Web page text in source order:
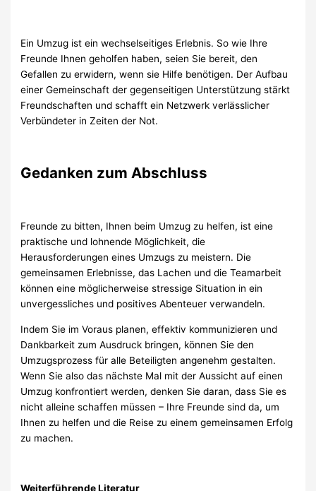
Ein Umzug ist ein wechselseitiges Erlebnis. So wie Ihre
Freunde Ihnen geholfen haben, seien Sie bereit, den
Gefallen zu erwidern, wenn sie Hilfe benötigen. Der Aufbau
einer Gemeinschaft der gegenseitigen Unterstützung stärkt
Freundschaften und schafft ein Netzwerk verlässlicher
Verbündeter in Zeiten der Not.
Gedanken zum Abschluss
Freunde zu bitten, Ihnen beim Umzug zu helfen, ist eine
praktische und lohnende Möglichkeit, die
Herausforderungen eines Umzugs zu meistern. Die
gemeinsamen Erlebnisse, das Lachen und die Teamarbeit
können eine möglicherweise stressige Situation in ein
unvergessliches und positives Abenteuer verwandeln.
Indem Sie im Voraus planen, effektiv kommunizieren und
Dankbarkeit zum Ausdruck bringen, können Sie den
Umzugsprozess für alle Beteiligten angenehm gestalten.
Wenn Sie also das nächste Mal mit der Aussicht auf einen
Umzug konfrontiert werden, denken Sie daran, dass Sie es
nicht alleine schaffen müssen – Ihre Freunde sind da, um
Ihnen zu helfen und die Reise zu einem gemeinsamen Erfolg
zu machen.
Weiterführende Literatur